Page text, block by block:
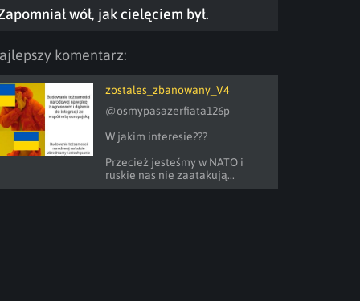
wół, jak cielęciem był.
komentarz:
zostales_zbanowany_V4
@osmypasazerfiata126p
W jakim interesie???
Przecież jesteśmy w NATO i
ruskie nas nie zaatakują...